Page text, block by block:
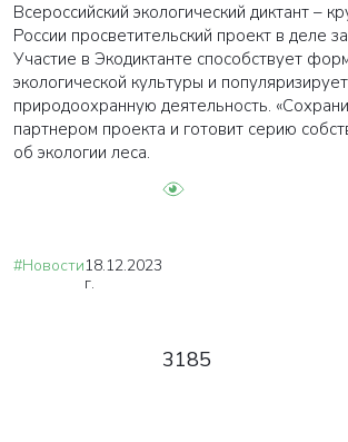
Всероссийский экологический диктант –
России просветительский проект в деле
Участие в Экодиктанте способствует
экологической культуры и
природоохранную деятельность.
партнером проекта и готовит серию
об экологии леса.
#Новости18.12.2023
г.
3185